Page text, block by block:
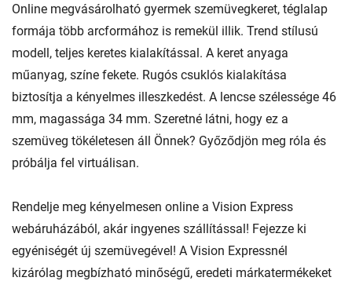
Online megvásárolható gyermek szemüvegkeret, téglalap
formája több arcformához is remekül illik. Trend stílusú
modell, teljes keretes kialakítással. A keret anyaga
műanyag, színe fekete. Rugós csuklós kialakítása
biztosítja a kényelmes illeszkedést. A lencse szélessége 46
mm, magassága 34 mm. Szeretné látni, hogy ez a
szemüveg tökéletesen áll Önnek? Győződjön meg róla és
próbálja fel virtuálisan.
Rendelje meg kényelmesen online a Vision Express
webáruházából, akár ingyenes szállítással! Fejezze ki
egyéniségét új szemüvegével! A Vision Expressnél
kizárólag megbízható minőségű, eredeti márkatermékeket